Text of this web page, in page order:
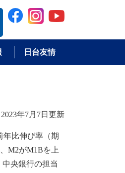
日台友情
2023年7月7日更新
比伸び率（期
M2がM1Bを上
央銀行の担当